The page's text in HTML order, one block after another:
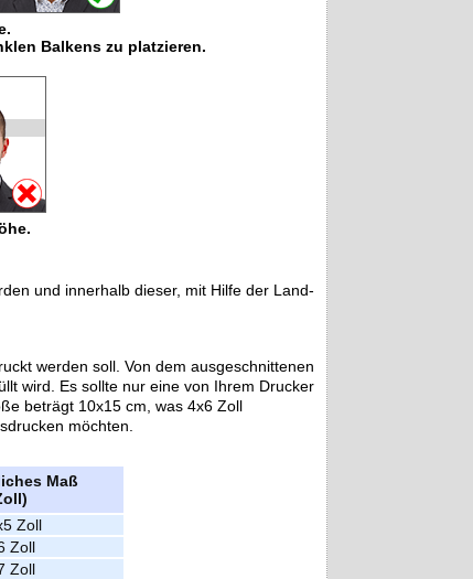
Balkens zu platzieren.
und innerhalb dieser, mit Hilfe der Land-
werden soll. Von dem ausgeschnittenen
wird. Es sollte nur eine von Ihrem Drucker
beträgt 10x15 cm, was 4x6 Zoll
möchten.
Maß
Zoll
Zoll
Zoll